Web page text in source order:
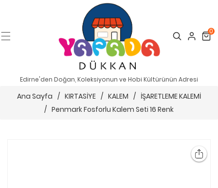
Search Cart
0
Edirne'den Doğan, Koleksiyonun ve Hobi Kültürünün Adresi
Ana Sayfa / KIRTASİYE / KALEM / İŞARETLEME KALEMİ
/ Penmark Fosforlu Kalem Seti 16 Renk